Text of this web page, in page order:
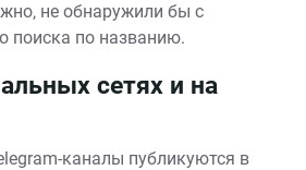
не обнаружили бы с
поиска по названию.
сетях и на
каналы публикуются в